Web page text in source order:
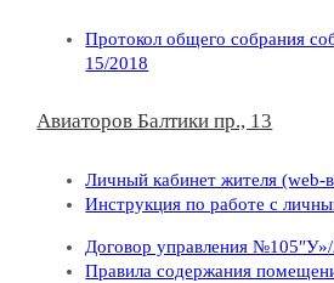
Протокол общего собрания
15/2018
Авиаторов Балтики пр., 13
Личный кабинет жителя (web-
Инструкция по работе с
Договор управления
Правила содержания